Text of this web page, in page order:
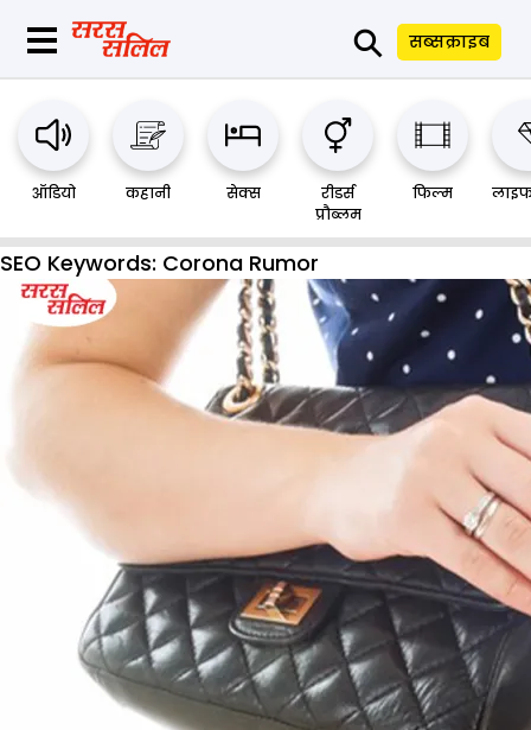
⚲ सब्सक्राइब
ऑडियो कहानी सेक्स
रीडर्स
प्रौब्लम
फिल्म
SEO Keywords: Corona Rumor